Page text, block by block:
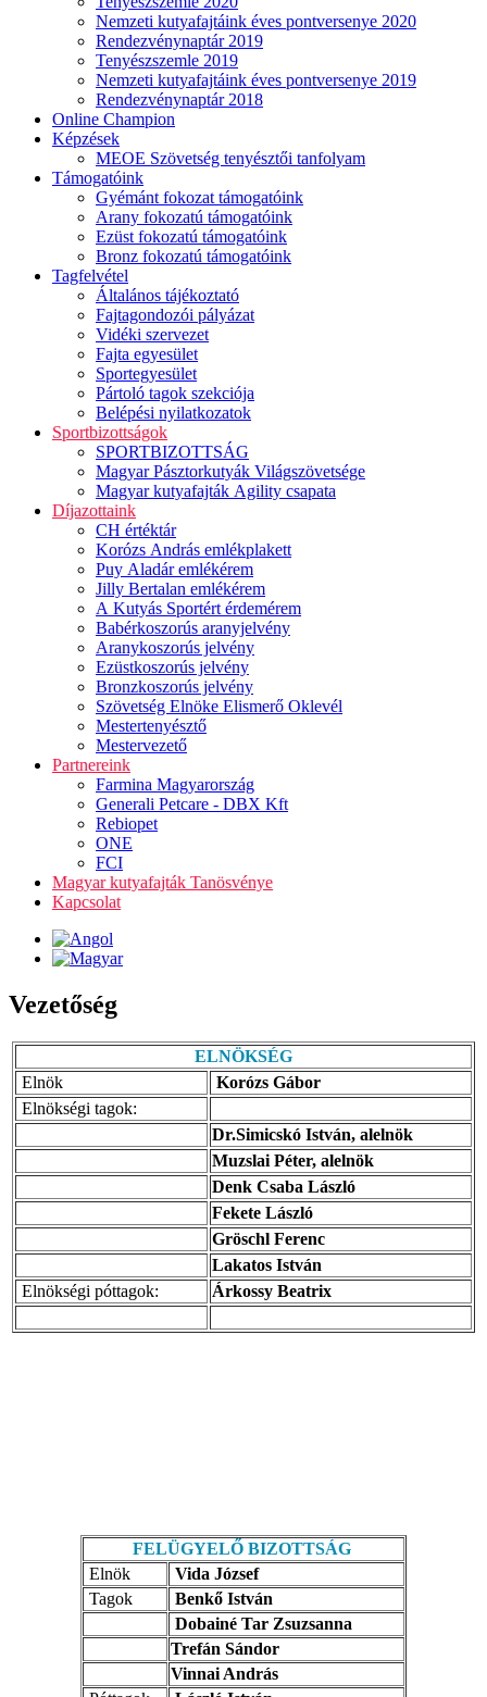
Nemzeti kutyafajtáink éves pontversenye 2020
Rendezvénynaptár 2019
Tenyészszemle 2019
Nemzeti kutyafajtáink éves pontversenye 2019
Rendezvénynaptár 2018
Online Champion
Képzések
MEOE Szövetség tenyésztői tanfolyam
Támogatóink
Gyémánt fokozat támogatóink
Arany fokozatú támogatóink
Ezüst fokozatú támogatóink
Bronz fokozatú támogatóink
Tagfelvétel
Általános tájékoztató
Fajtagondozói pályázat
Vidéki szervezet
Fajta egyesület
Sportegyesület
Pártoló tagok szekciója
Belépési nyilatkozatok
Sportbizottságok
SPORTBIZOTTSÁG
Magyar Pásztorkutyák Világszövetsége
Magyar kutyafajták Agility csapata
Díjazottaink
CH értéktár
Korózs András emlékplakett
Puy Aladár emlékérem
Jilly Bertalan emlékérem
A Kutyás Sportért érdemérem
Babérkoszorús aranyjelvény
Aranykoszorús jelvény
Ezüstkoszorús jelvény
Bronzkoszorús jelvény
Szövetség Elnöke Elismerő Oklevél
Mestertenyésztő
Mestervezető
Partnereink
Farmina Magyarország
Generali Petcare - DBX Kft
Rebiopet
ONE
FCI
Magyar kutyafajták Tanösvénye
Kapcsolat
Vezetőség
ELNÖKSÉG
Elnök
Korózs Gábor
Elnökségi tagok:
Dr.Simicskó István, alelnök
Muzslai Péter, alelnök
Denk Csaba László
Fekete László
Gröschl Ferenc
Lakatos István
Elnökségi póttagok:
Árkossy Beatrix
FELÜGYELŐ BIZOTTSÁG
Elnök
Vida József
Tagok
Benkő István
Dobainé Tar Zsuzsanna
Trefán Sándor
Vinnai András